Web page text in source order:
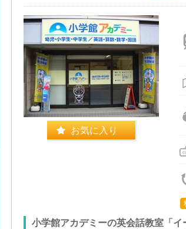
お気に入り
小学館アカデミーの英会話教室「